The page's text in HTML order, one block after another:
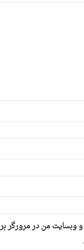
و وبسایت من در مرورگر